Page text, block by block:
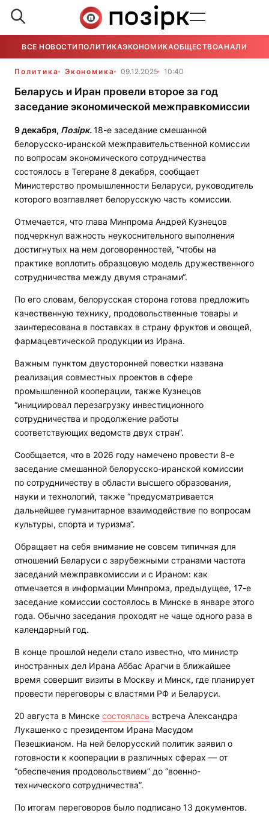
ВСЕ НОВОСТИ ПОЛИТИКАЭКОНОМИКАОБЩЕСТВОАНАЛИТИКА
Политика Экономика 09.12.2025 10:40
Беларусь и Иран провели второе за год
заседание экономической межправкомиссии
9 декабря, Позірк.18-е заседание смешанной
белорусско-иранской межправительственной комиссии
по вопросам экономического сотрудничества
состоялось в Тегеране 8 декабря, сообщает
Министерство промышленности Беларуси, руководитель
которого возглавляет белорусскую часть комиссии.
Отмечается, что глава Минпрома Андрей Кузнецов
подчеркнул важность неукоснительного выполнения
достигнутых на нем договоренностей, “чтобы на
практике воплотить образцовую модель дружественного
сотрудничества между двумя странами“.
По его словам, белорусская сторона готова предложить
качественную технику, продовольственные товары и
заинтересована в поставках в страну фруктов и овощей,
фармацевтической продукции из Ирана.
Важным пунктом двусторонней повестки названа
реализация совместных проектов в сфере
промышленной кооперации, также Кузнецов
“инициировал перезагрузку инвестиционного
сотрудничества и продолжение работы
соответствующих ведомств двух стран“.
Сообщается, что в 2026 году намечено провести 8-е
заседание смешанной белорусско-иранской комиссии
по сотрудничеству в области высшего образования,
науки и технологий, также “предусматривается
дальнейшее гуманитарное взаимодействие по вопросам
культуры, спорта и туризма“.
Обращает на себя внимание не совсем типичная для
отношений Беларуси с зарубежными странами частота
заседаний межправкомиссии и с Ираном: как
отмечается в информации Минпрома, предыдущее, 17-е
заседание комиссии состоялось в Минске в январе этого
года. Обычно заседания проходят не чаще одного раза в
календарный год.
В конце прошлой недели стало известно, что министр
иностранных дел Ирана Аббас Арагчи в ближайшее
время совершит визиты в Москву и Минск, где планирует
провести переговоры с властями РФ и Беларуси.
20 августа в Минске состоялась встреча Александра
Лукашенко с президентом Ирана Масудом
Пезешкианом. На ней белорусский политик заявил о
готовности к кооперации в различных сферах — от
“обеспечения продовольствием” до “военно-
технического сотрудничества”.
По итогам переговоров было подписано 13 документов.